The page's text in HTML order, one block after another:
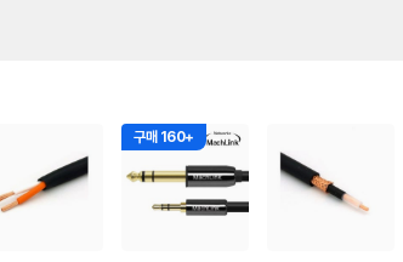
구매 160+